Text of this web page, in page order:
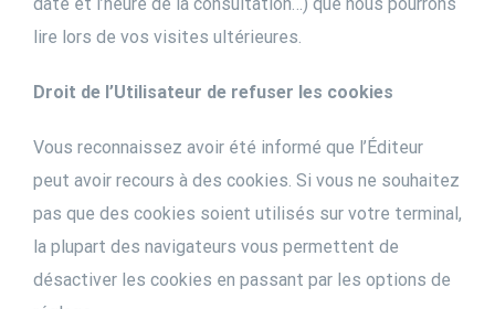
lire lors de vos visites ultérieures.
Droit de l’Utilisateur de refuser les cookies
Vous reconnaissez avoir été informé que l’Éditeur
peut avoir recours à des cookies. Si vous ne souhaitez
pas que des cookies soient utilisés sur votre terminal,
la plupart des navigateurs vous permettent de
désactiver les cookies en passant par les options de